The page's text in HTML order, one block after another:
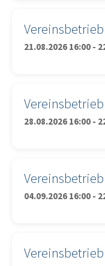
21.08.2026 16:00 -
28.08.2026 16:00 -
04.09.2026 16:00 -